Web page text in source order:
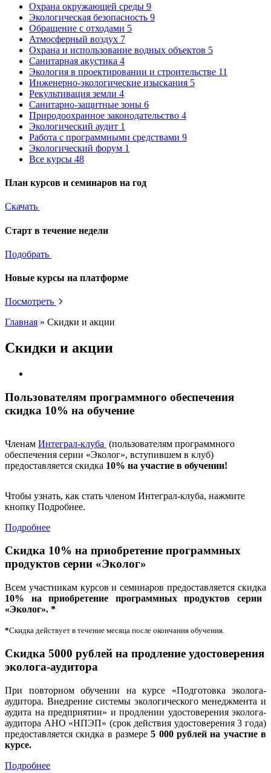
Охрана окружающей среды 9
Экологическая безопасность 9
Обращение с отходами 5
Атмосферный воздух 7
Охрана и использование водных объектов 5
Санитарная акустика 4
Экология в проектировании и строительстве 11
Инженерно-экологические изыскания 5
Рекультивация земли 4
Санитарно-защитные зоны 6
Природоохранное законодательство 4
Экологический аудит 1
Работа с программными средствами 9
Экологический форум 1
Все курсы 48
План курсов и семинаров на год
Скачать
Старт в течение недели
Подобрать
Новые курсы на платформе
Посмотреть
Главная » Скидки и акции
Скидки и акции
Пользователям программного обеспечения
скидка 10% на обучение
Членам Интеграл-клуба (пользователям программного
обеспечения серии «Эколог», вступившем в клуб)
предоставляется скидка 10% на участие в обучении!
Чтобы узнать, как стать членом Интеграл-клуба, нажмите
кнопку Подробнее.
Подробнее
Скидка 10% на приобретение программных
продуктов серии «Эколог»
Всем участникам курсов и семинаров предоставляется скидка
10% на приобретение программных продуктов серии
«Эколог». *
*Скидка действует в течение месяца после окончания обучения.
Скидка 5000 рублей на продление удостоверения
эколога-аудитора
При повторном обучении на курсе «Подготовка эколога-
аудитора. Внедрение системы экологического менеджмента и
аудита на предприятии» и продлении удостоверения эколога-
аудитора АНО «НПЭП» (срок действия удостоверения 3 года)
предоставляется скидка в размере5 000 рублей на участие в
курсе.
Подробнее